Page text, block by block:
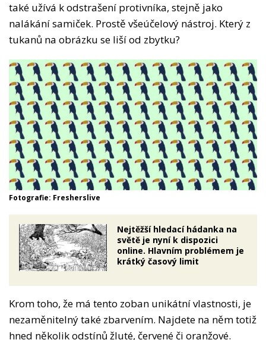
také užívá k odstrašení protivníka, stejně jako
nalákání samiček. Prostě všeúčelový nástroj. Který z
tukanů na obrázku se liší od zbytku?
Fotografie: Fresherslive
Nejtěžší hledací hádanka na
světě je nyní k dispozici
online. Hlavním problémem je
krátký časový limit
Krom toho, že má tento zoban unikátní vlastnosti, je
nezaměnitelný také zbarvením. Najdete na něm totiž
hned několik odstínů žluté, červené či oranžové.